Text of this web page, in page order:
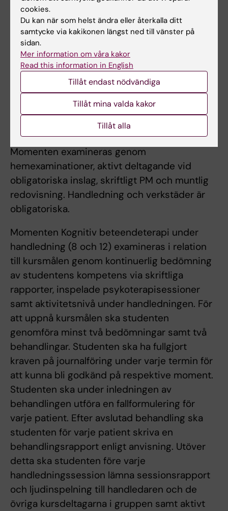
Den teoretiska undervisningen sker genom
föreläsningar, webbaserade inslag, seminarier,
verkstäder och gruppövningar.
Verksamhetsförlagd utbildning sker på
vårdcentral. Handledningen på de kliniska
momenten sker i mindre studentgrupper och
omfattar minst 120 timmar.
Examination
Momenten examineras genom
hemexaminationer, aktivt deltagande vid
obligatoriska inslag, skriftligt PM och muntlig
redovisning. Handledning och verkstäder är
obligatoriska.
Momenten Kognitiv beteendeterapi under
handledning (8 och 12) examineras i relation
till kursmålen genom kontinuerlig bedömning
av studentens kompetens via skriftliga
rapporter, inspelade psykoterapisessioner
samt aktivitetsnivå under handledningen. För
att uppnå kursmålen ska studenten
genomföra minst två bedömningar samt två
behandlingar. Studenten ska ha fullgjort
kraven på journalföring under varje termin för
att kunna bli godkänd på respektive moment.
Studenten ska under inledningen av
behandlingen utföra en fallformulering för
varje patient. Efter avslutad behandling ska
studenten för varje patient skriva en
behandlingsrapport enligt anvisning. Utöver
detta ska studenten före varje
handledningssession lämna sessionsrapport
och ljudinspelning till handledaren och de
övriga kursdeltagarna i gruppen samt aktivt
cookies.
Du kan när som helst ändra eller återkalla ditt
samtycke via kakikonen längst ned till vänster på
sidan.
Mer information om våra kakor
Read this information in English
Tillåt endast nödvändiga
Tillåt mina valda kakor
Tillåt alla